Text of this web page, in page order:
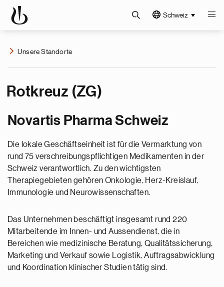
Schweiz
Unsere Standorte
Rotkreuz (ZG)
Novartis Pharma Schweiz
Die lokale Geschäftseinheit ist für die Vermarktung von
rund 75 verschreibungspflichtigen Medikamenten in der
Schweiz verantwortlich. Zu den wichtigsten
Therapiegebieten gehören Onkologie, Herz-Kreislauf,
Immunologie und Neurowissenschaften.
Das Unternehmen beschäftigt insgesamt rund 220
Mitarbeitende im Innen- und Aussendienst, die in
Bereichen wie medizinische Beratung, Qualitätssicherung,
Marketing und Verkauf sowie Logistik, Auftragsabwicklung
und Koordination klinischer Studien tätig sind.